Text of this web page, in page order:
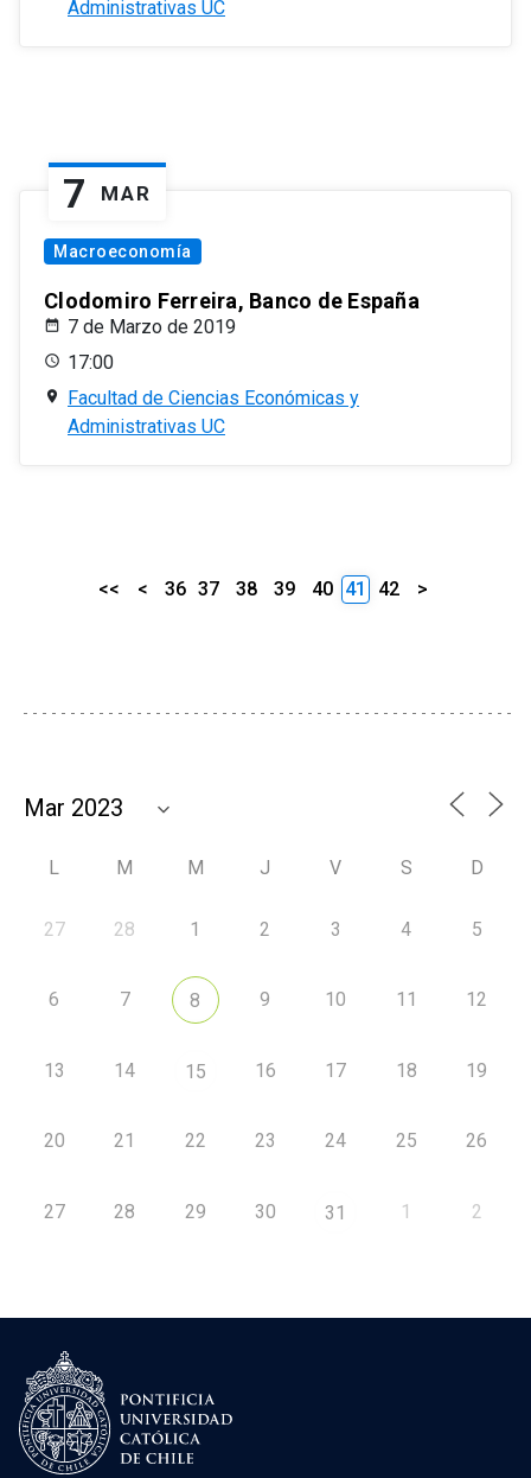
Administrativas UC
7 MAR
Macroeconomía
Clodomiro Ferreira, Banco de España
7 de Marzo de 2019
17:00
Facultad de Ciencias Económicas y
Administrativas UC
<< < 36 37 38 39 40 41 42 >
L M M J V S D
27 28 1 2 3 4 5
6 7 8 9 10 11 12
13 14 15 16 17 18 19
20 21 22 23 24 25 26
27 28 29 30 31 1 2